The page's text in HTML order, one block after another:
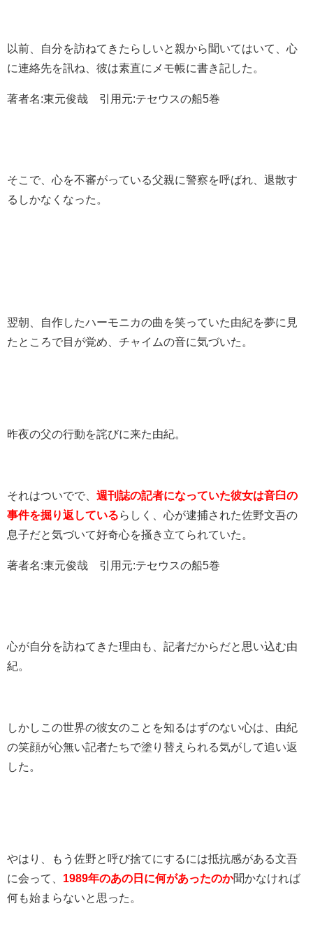
以前、自分を訪ねてきたらしいと親から聞いてはいて、心
に連絡先を訊ね、彼は素直にメモ帳に書き記した。
著者名:東元俊哉 引用元:テセウスの船5巻
そこで、心を不審がっている父親に警察を呼ばれ、退散す
るしかなくなった。
翌朝、自作したハーモニカの曲を笑っていた由紀を夢に見
たところで目が覚め、チャイムの音に気づいた。
昨夜の父の行動を詫びに来た由紀。
それはついでで、 週刊誌の記者になっていた彼女は音臼の
事件を掘り返しているらしく、心が逮捕された佐野文吾の
息子だと気づいて好奇心を掻き立てられていた。
著者名:東元俊哉 引用元:テセウスの船5巻
心が自分を訪ねてきた理由も、記者だからだと思い込む由
紀。
しかしこの世界の彼女のことを知るはずのない心は、由紀
の笑顔が心無い記者たちで塗り替えられる気がして追い返
した。
やはり、もう佐野と呼び捨てにするには抵抗感がある文吾
に会って、 1989年のあの日に何があったのか聞かなければ
何も始まらないと思った。